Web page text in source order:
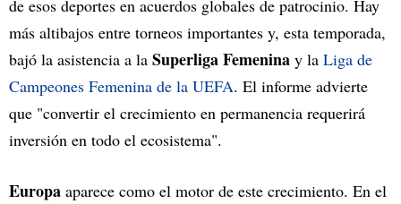
de esos deportes en acuerdos globales de patrocinio. Hay
más altibajos entre torneos importantes y, esta temporada,
bajó la asistencia a la Superliga Femenina y la Liga de
Campeones Femenina de la UEFA. El informe advierte
que "convertir el crecimiento en permanencia requerirá
inversión en todo el ecosistema".
Europa aparece como el motor de este crecimiento. En el